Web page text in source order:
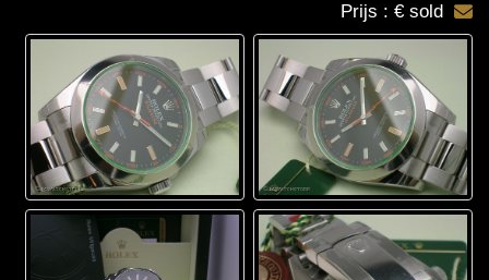
Prijs : € sold